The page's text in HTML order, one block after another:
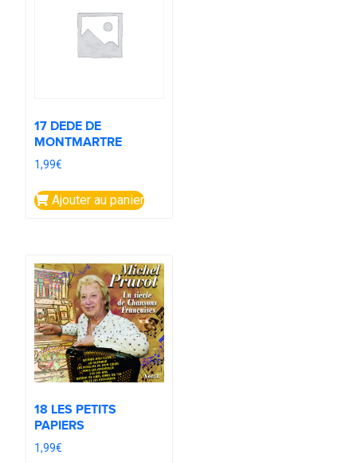
17 DEDE DE
MONTMARTRE
1,99€
Ajouter au panier
18 LES PETITS
PAPIERS
1,99€